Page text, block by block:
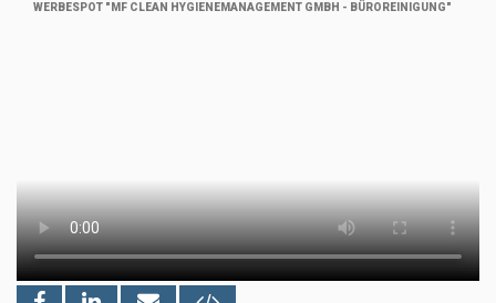
WERBESPOT "MF CLEAN HYGIENEMANAGEMENT GMBH - BÜROREINIGUNG"